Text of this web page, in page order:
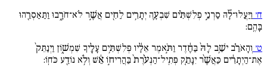
ח׳ וַיַּעֲלוּ־לָ֞הּ סַרְנֵ֣י פְלִשְׁתִּ֗ים שִׁבְעָ֛ה יְתָרִ֥ים לַחִ֖ים אֲשֶׁ֣ר לֹא־חֹרָ֑בוּ וַתַּאַסְרֵ֖הוּ
בָּהֶֽם:
ט׳ וְהָאֹרֵ֗ב ישֵׁ֥ב לָהּ֙ בַּחֶ֔דֶר וַתֹּ֣אמֶר אֵלָ֔יו פְּלִשְׁתִּ֥ים עָלֶ֖יךָ שִׁמְשׁ֑וֹן וַיְנַתֵּק֙
אֶת־הַיְתָרִ֔ים כַּאֲשֶׁ֨ר יִנָּתֵ֚ק פְּתִֽיל־הַנְּעֹ֙רֶת֙ בַּהֲרִיח֣וֹ אֵ֔שׁ וְלֹ֥א נוֹדַ֖ע כֹּחֽוֹ: